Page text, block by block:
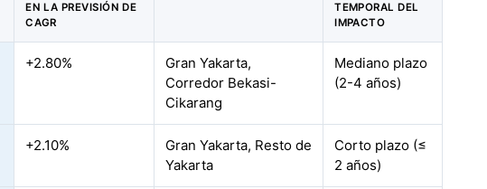
EN LA PREVISIÓN DE
CAGR
TEMPORAL DEL
IMPACTO
+2.80%
Gran Yakarta,
Corredor Bekasi-
Cikarang
Mediano plazo
(2-4 años)
+2.10%
Gran Yakarta, Resto de
Yakarta
Corto plazo (≤
2 años)